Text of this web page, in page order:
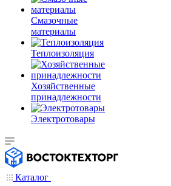
Смазочные
материалы
Теплоизоляция
Хозяйственные
принадлежности
Электротовары
Каталог